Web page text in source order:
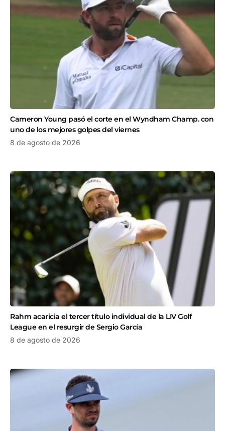
Cameron Young pasó el corte en el Wyndham Champ. con
uno de los mejores golpes del viernes
8 de agosto de 2026
Rahm acaricia el tercer título individual de la LIV Golf
League en el resurgir de Sergio García
8 de agosto de 2026